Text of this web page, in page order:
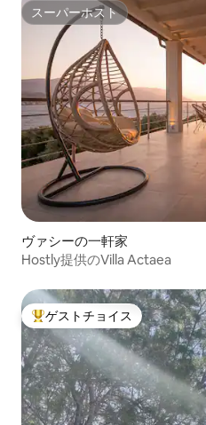
スーパーホスト
スーパーホスト
ヴァシーの一軒家
Hostly提供のVilla Actaea
大好評のゲストチョイスです。
ゲストチョイス